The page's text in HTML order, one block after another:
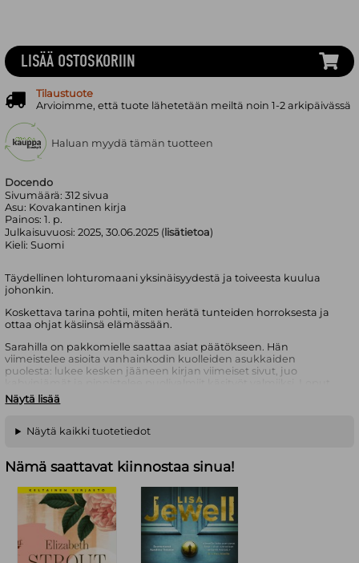
Docendo
Sivumäärä:312 sivua
Asu: Kovakantinen kirja
Painos:1. p.
Julkaisuvuosi:2025, 30.06.2025 ( lisätietoa)
Kieli:Suomi
Täydellinen lohturomaani yksinäisyydestä ja toiveesta kuulua
johonkin.
Koskettava tarina pohtii, miten herätä tunteiden horroksesta ja
ottaa ohjat käsiinsä elämässään.
Sarahilla on pakkomielle saattaa asiat päätökseen. Hän
viimeistelee asioita vanhainkodin kuolleiden asukkaiden
puolesta: lukee kesken jääneen kirjan viimeiset sivut, juo
ovat konkreettisia ja hallittavissa, joten Sarah on nähnyt paljon
vaivaa välttääkseen alkujen arvaamattomuutta.
Kun kukkakauppias Mehmet ja pieni poika saapuvat Sarahin
elämään, hän joutuu vähitellen käsittelemään sitä, miten on
tiukasti kätkettyinä hänen sisimpäänsä.
Kaikki mikä jäi kesken
-romaanin monitasoinen juoni kuljettaa
rakastamisen, menettämisen ja oman polun löytämisen äärelle.
Sarahin avautumista kukkakauppiaan ja pienen pojan
avustuksella on sydäntäriipivää, mutta onnellista seurata.
Täydellinen lohtukirja syksyn pimetessä. - Anna
Näytä lisää
LISÄÄ OSTOSKORIIN
Tilaustuote
Arvioimme, että tuote lähetetään meiltä noin 1-2 arkipäivässä
Haluan myydä tämän tuotteen
Näytä kaikki tuotetiedot
Nämä saattavat kiinnostaa sinua!